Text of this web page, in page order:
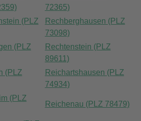
72365)
(PLZ
Rechberghausen (PLZ
73098)
(PLZ
Rechtenstein (PLZ
89611)
(PLZ
Reichartshausen (PLZ
74934)
(PLZ
Reichenau (PLZ 78479)